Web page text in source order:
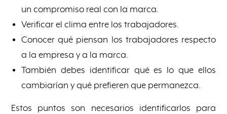
un compromiso real con la marca.
Verificar el clima entre los trabajadores.
Conocer qué piensan los trabajadores respecto
a la empresa y a la marca.
También debes identificar qué es lo que ellos
cambiarían y qué prefieren que permanezca.
Estos puntos son necesarios identificarlos para